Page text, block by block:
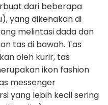
dari beberapa
yang dikenakan di
melintasi dada dan
tas di bawah. Tas
oleh kurir, tas
ikon fashion
messenger
yang lebih kecil sering